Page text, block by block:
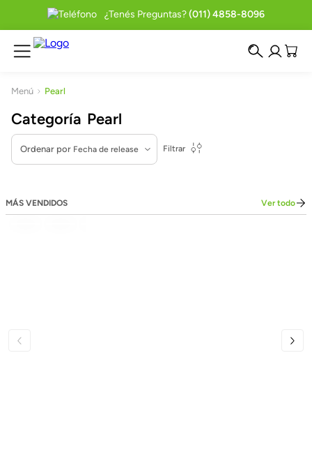
¿Tenés Preguntas?(011) 4858-8096
Pearl
Pearl
Ordenar por Fecha de release Filtrar
MÁS VENDIDOS Ver todo